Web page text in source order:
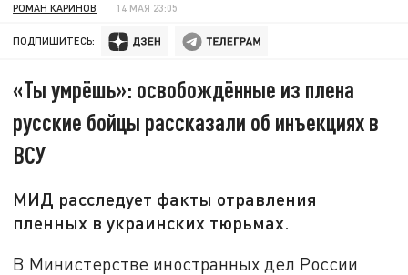
РОМАН КАРИНОВ 14 МАЯ 23:05
ПОДПИШИТЕСЬ:
«Ты умрёшь»: освобождённые из плена
русские бойцы рассказали об инъекциях в
ВСУ
МИД расследует факты отравления
пленных в украинских тюрьмах.
В Министерстве иностранных дел России